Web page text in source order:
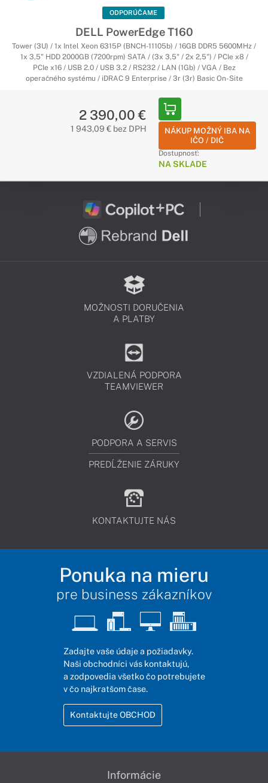
ODPORÚČAME
DELL PowerEdge T160
Tower (3U) / 1x Intel Xeon 6315P (BNCH-11105b) / 16GB DDR5 5600MHz /
1x 3,5" HDD 2000GB (7200rpm) SATA / (3x 3,5" / 2x 2,5") / PCIe x8 /
PCIe x16 / USB 2.0 / USB 3.2 / RS232 / LAN (1Gb) / VGA / Bez
operačného systému / iDRAC 9 Enterprise / 3r (3r) Basic On-Site
2 390,00 €
1 943,09 € bez DPH
NÁKUP MOŽNÝ IBA NA
IČO / DIČ
Dostupnosť:
NA SKLADE
MOŽNOSTI DORUČENIA
A PLATBY
VZDIALENÁ PODPORA
TEAMVIEWER
PODPORA A SERVIS
PREDĹŽENIE ZÁRUKY
KONTAKTUJTE NÁS
Ponuka na mieru
pre business zákazníkov
Zadajte vaše údaje a požiadavky.
Naši obchodníci vás kontaktujú,
a zodpovedia všetko čo potrebujete
v čo najkratšom čase.
Kontaktujte OBCHOD
Informácie